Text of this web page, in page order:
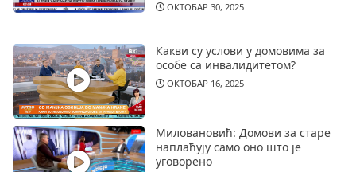
ОКТОБАР 30, 2025
Какви су услови у домовима за
особе са инвалидитетом?
ОКТОБАР 16, 2025
Миловановић: Домови за старе
наплаћују само оно што је
уговорено